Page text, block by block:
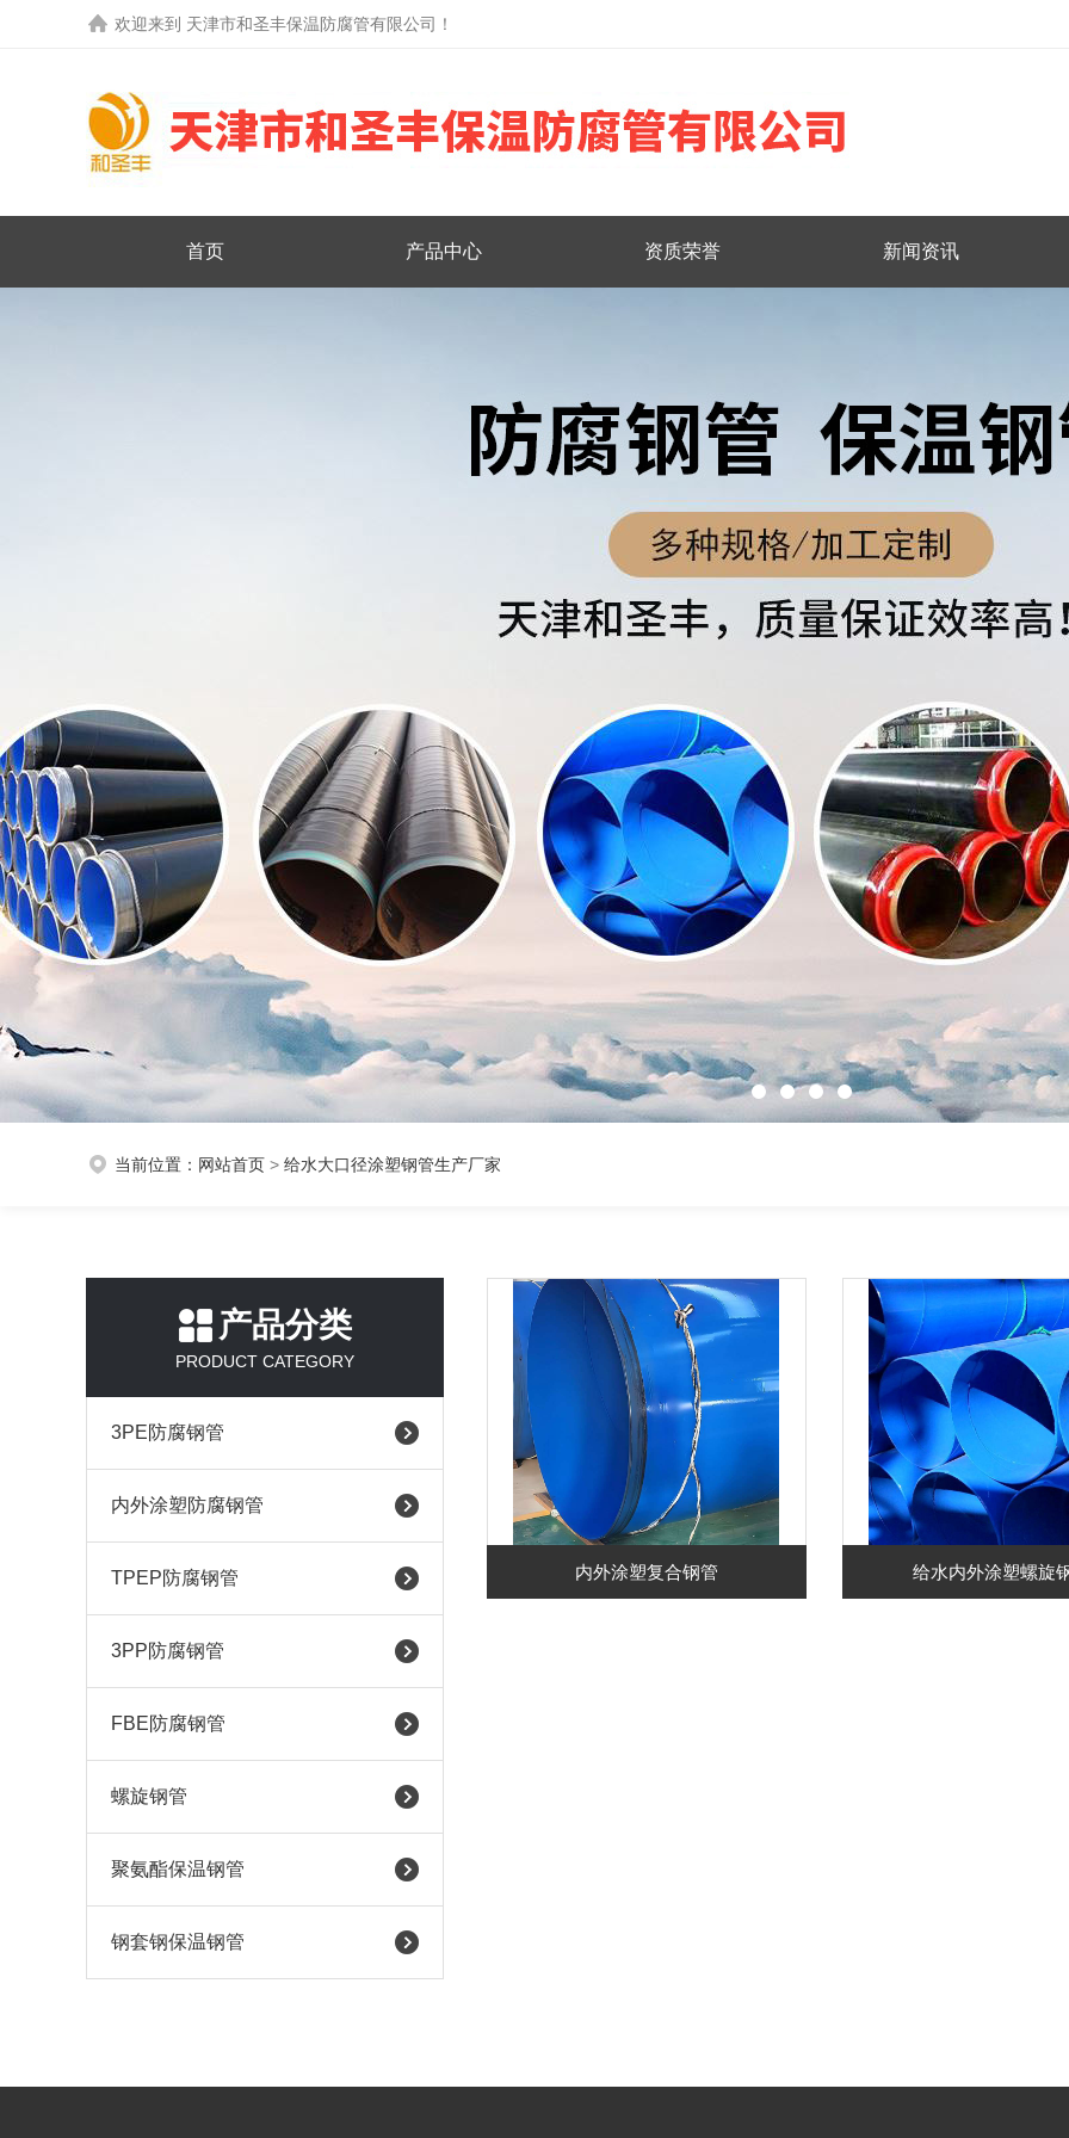
欢迎来到 天津市和圣丰保温防腐管有限公司 ！
首页 产品中心 资质荣誉 新闻资讯
当前位置： 网站首页 > 给水大口径涂塑钢管生产厂家
产品分类
PRODUCT CATEGORY
3PE防腐钢管
内外涂塑防腐钢管
TPEP防腐钢管
3PP防腐钢管
FBE防腐钢管
螺旋钢管
聚氨酯保温钢管
钢套钢保温钢管
内外涂塑复合钢管 给水内外涂塑螺旋